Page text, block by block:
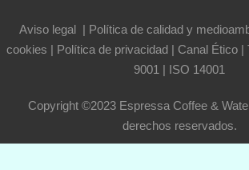
Aviso legal | Política de calidad y
cookies | Política de privacidad | Canal Ético |
9001 | ISO 14001
Copyright ©2023 Espressa Coffee &
derechos reservados.